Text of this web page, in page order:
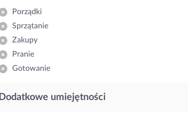
Porządki
Sprzątanie
Zakupy
Pranie
Gotowanie
Dodatkowe umiejętności